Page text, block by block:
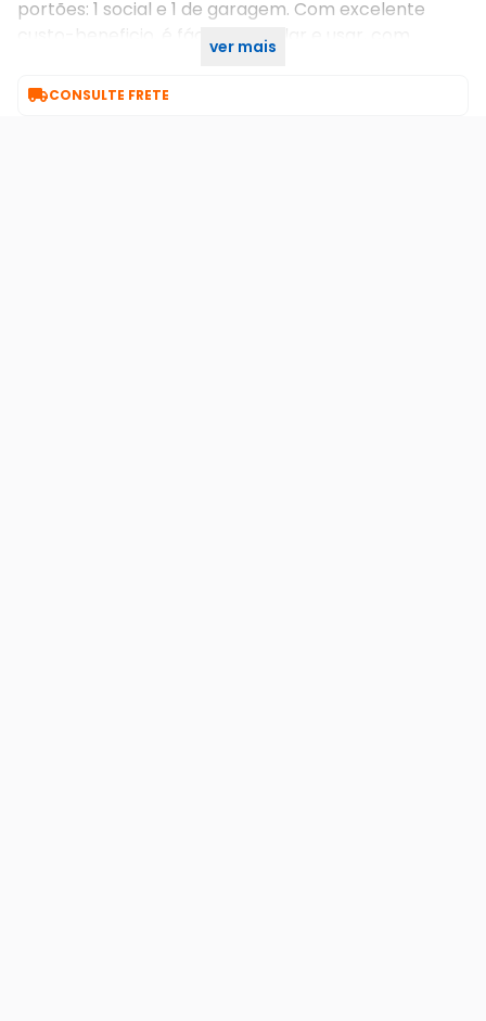
portões: 1 social e 1 de garagem. Com excelente
custo-beneficio, é fácil de instalar e usar, com
ver mais
CONSULTE FRETE